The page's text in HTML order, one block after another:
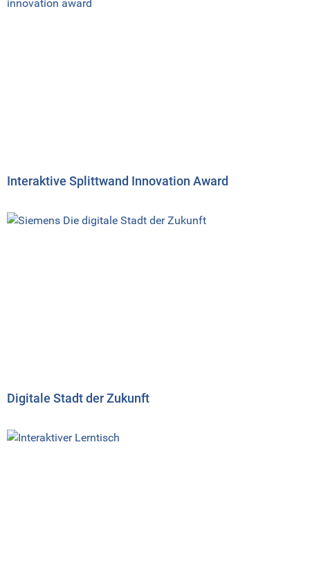
Interaktive Splittwand Innovation Award
Digitale Stadt der Zukunft